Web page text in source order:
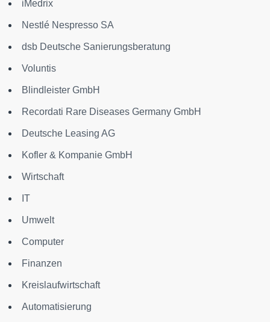
iMedrix
Nestlé Nespresso SA
dsb Deutsche Sanierungsberatung
Voluntis
Blindleister GmbH
Recordati Rare Diseases Germany GmbH
Deutsche Leasing AG
Kofler & Kompanie GmbH
Wirtschaft
IT
Umwelt
Computer
Finanzen
Kreislaufwirtschaft
Automatisierung